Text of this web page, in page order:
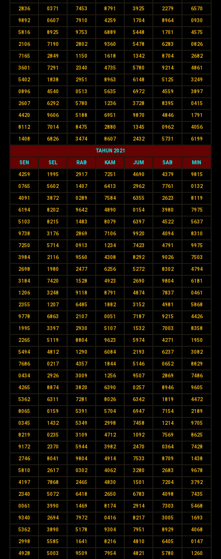
2836 0371 7453 8791 3925 2279 6570
9892 0607 7910 4259 1704 8964 0930
5816 8925 9753 6889 5448 1701 4575
2106 7190 2802 9360 5478 6283 0826
7165 2849 1150 1618 1342 8704 2682
3601 7291 2340 4735 5780 9214 4861
5402 1838 2951 8963 6148 5125 3249
0896 4540 0513 5635 6972 4559 3897
2607 6292 5780 1236 3728 8395 0415
4420 9606 5188 6951 9870 4846 1791
8112 7014 8475 2880 1345 0962 4056
1408 6826 3474 8607 2432 5731 6199
TAHUN 2021
SEN SEL RAB KAM JUM SAB MIN
4259 1995 2917 7251 4690 4379 9815
0765 5602 1407 6413 2962 7761 0132
4091 3872 0289 7584 6355 2623 8119
6194 8202 9642 4890 0154 3980 7975
5103 8215 1483 8079 6397 4522 5637
9738 3176 2869 7106 9920 4094 8310
7250 5714 0913 1234 7423 4791 9975
3984 2116 9560 4308 8292 9026 7503
2698 1980 2477 6256 5272 8302 4794
3184 7420 1528 4923 2690 9804 6181
1206 3248 9118 8791 4874 7837 0461
2355 1207 6485 1882 3152 4981 5868
9778 6863 2107 0051 7187 9215 4426
1995 3397 2930 5107 1532 7003 8358
2265 5119 8804 9623 5974 4271 1950
5494 4812 1290 6084 2193 6237 3082
7686 0217 4357 1844 5146 0652 8829
0434 2926 3009 1256 9507 2869 7486
4265 8874 3820 6390 0257 8946 9605
5362 6311 7281 8026 6342 1819 4472
8065 0159 5391 5704 6947 7154 2189
0345 1432 5349 2998 7458 1214 9705
8219 0235 3109 4712 1092 7569 8625
9172 2370 5944 3982 2470 0364 7428
2746 8041 9804 4914 7533 8709 1438
5810 2617 0302 4062 3280 2683 9678
4197 7868 2465 4830 1501 7204 3792
2340 5072 6418 2650 6783 4098 7435
0061 3990 1469 8174 2914 7303 5468
9340 2694 7972 0416 8217 3005 1693
5362 3890 5178 9304 7951 8929 4068
2998 5585 1641 8216 4810 6405 0147
4928 5003 9509 7954 4821 5780 1260